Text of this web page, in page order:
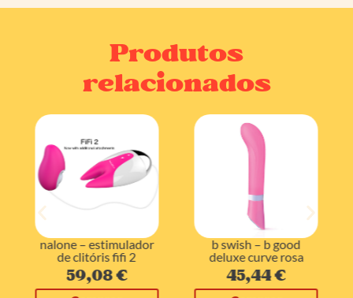
Produtos
relacionados
nalone – estimulador
de clitóris fifi 2
59,08€
b swish – b good
deluxe curve rosa
45,44€